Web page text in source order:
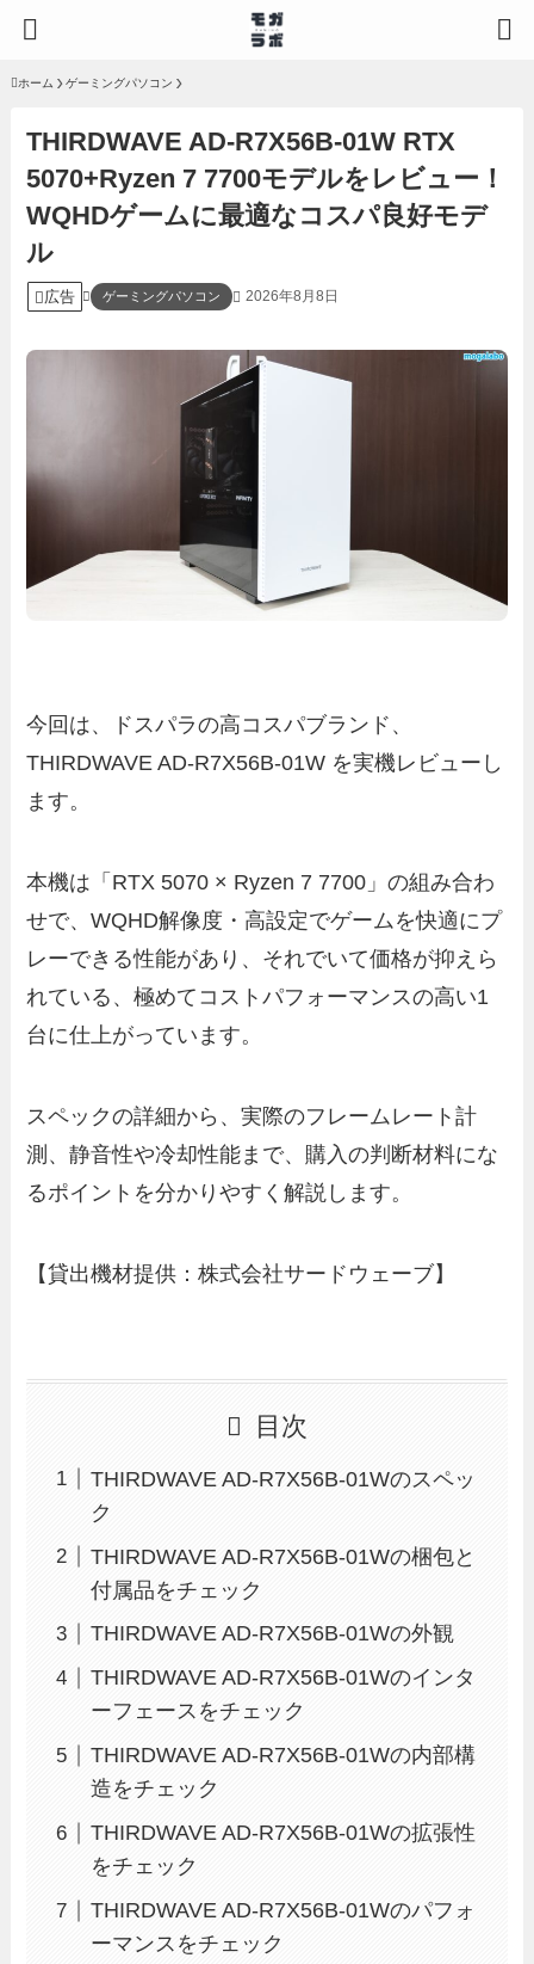
ホーム ゲーミングパソコン
THIRDWAVE AD-R7X56B-01W RTX
5070+Ryzen 7 7700モデルをレビュー！
WQHDゲームに最適なコスパ良好モデ
ル
広告 ゲーミングパソコン 2026年8月8日
今回は、ドスパラの高コスパブランド、
THIRDWAVE AD-R7X56B-01W を実機レビューし
ます。
本機は「RTX 5070 × Ryzen 7 7700」の組み合わ
せで、WQHD解像度・高設定でゲームを快適にプ
レーできる性能があり、それでいて価格が抑えら
れている、極めてコストパフォーマンスの高い1
台に仕上がっています。
スペックの詳細から、実際のフレームレート計
測、静音性や冷却性能まで、購入の判断材料にな
るポイントを分かりやすく解説します。
【貸出機材提供：株式会社サードウェーブ】
目次
THIRDWAVE AD-R7X56B-01Wのスペッ
ク
THIRDWAVE AD-R7X56B-01Wの梱包と
付属品をチェック
THIRDWAVE AD-R7X56B-01Wの外観
THIRDWAVE AD-R7X56B-01Wのインタ
ーフェースをチェック
THIRDWAVE AD-R7X56B-01Wの内部構
造をチェック
THIRDWAVE AD-R7X56B-01Wの拡張性
をチェック
THIRDWAVE AD-R7X56B-01Wのパフォ
ーマンスをチェック